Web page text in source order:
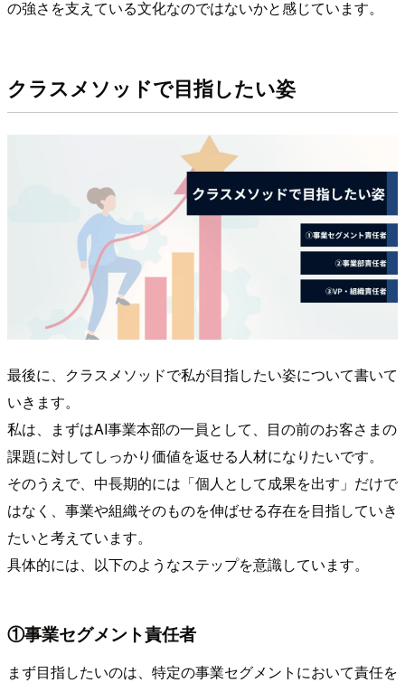
の強さを支えている文化なのではないかと感じています。
クラスメソッドで目指したい姿
最後に、クラスメソッドで私が目指したい姿について書いて
いきます。
私は、まずはAI事業本部の一員として、目の前のお客さまの
課題に対してしっかり価値を返せる人材になりたいです。
そのうえで、中長期的には「個人として成果を出す」だけで
はなく、事業や組織そのものを伸ばせる存在を目指していき
たいと考えています。
具体的には、以下のようなステップを意識しています。
①事業セグメント責任者
まず目指したいのは、特定の事業セグメントにおいて責任を